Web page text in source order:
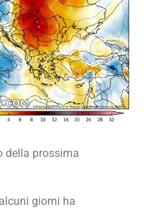
della prossima
giorni ha